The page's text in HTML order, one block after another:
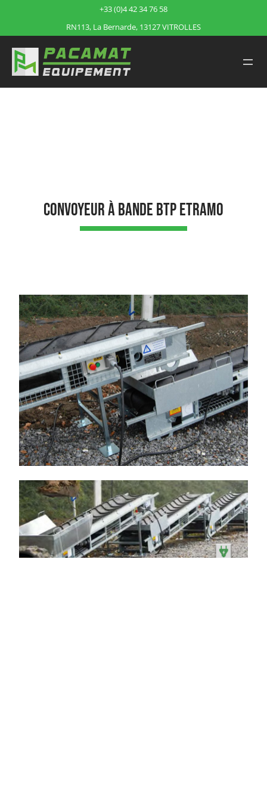
+33 (0)4 42 34 76 58
RN113, La Bernarde, 13127 VITROLLES
Convoyeur à bande BTP ETRAMO